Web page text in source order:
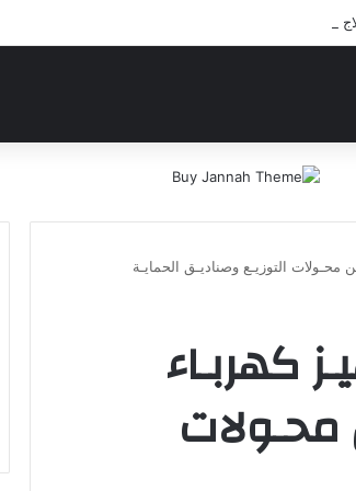
مدرسة كافل اليتيم
محـولات التوزيـع وصناديـق الحمايـة
كهربـاء
محـولات